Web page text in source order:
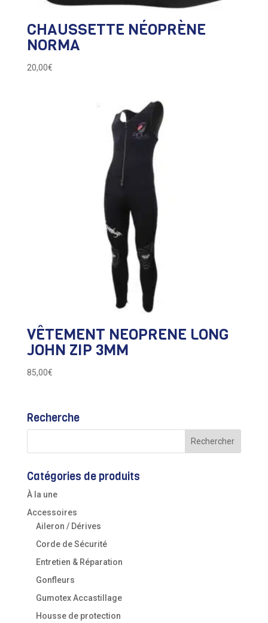
CHAUSSETTE NÉOPRÈNE
NORMA
20,00€
VÊTEMENT NEOPRENE LONG
JOHN ZIP 3MM
85,00€
Recherche
Catégories de produits
À la une
Accessoires
Aileron / Dérives
Corde de Sécurité
Entretien & Réparation
Gonfleurs
Gumotex Accastillage
Housse de protection